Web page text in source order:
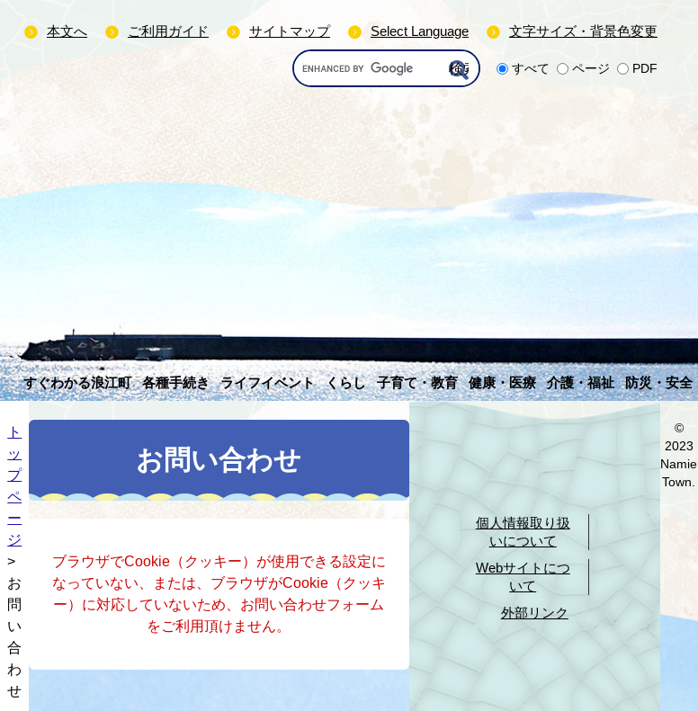
本文へ ご利用ガイド サイトマップ Select Language
文字サイズ・背景色変更
G
o
o
g
e
カ
ス
すべて ページ PDF
すぐわかる浪江町 各種手続き ライフイベント くらし 子育て・教育 健康・医療 介護・福祉 防災・安全
ト
ッ
プ
ペ
ー
ジ
>
お
問
い
合
わ
せ
お問い合わせ
ブラウザでCookie（クッキー）が使用できる設定に
なっていない、または、ブラウザがCookie（クッキ
ー）に対応していないため、お問い合わせフォーム
をご利用頂けません。
個人情報取り扱
いについて
Webサイトにつ
いて
外部リンク
©
2023
Namie
Town.